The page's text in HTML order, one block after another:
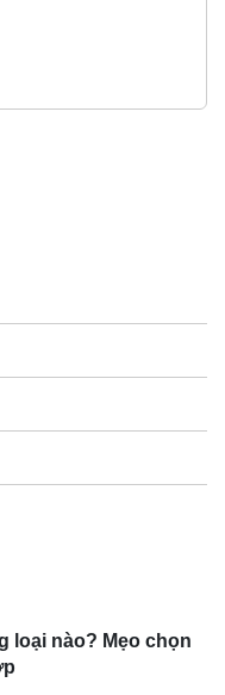
loại nào? Mẹo chọn